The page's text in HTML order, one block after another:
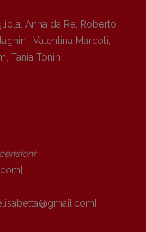
social
Anna da Re Roberto
Valentina Marcoli
Tania Tonin
: